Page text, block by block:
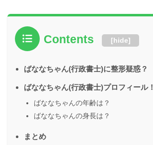
Contents [hide]
ばななちゃん(行政書士)に整形疑惑？
ばななちゃん(行政書士)プロフィール！
ばななちゃんの年齢は？
ばななちゃんの身長は？
まとめ